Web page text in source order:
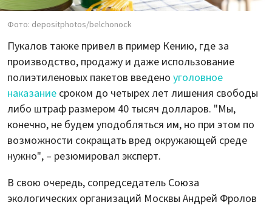
Фото: depositphotos/belchonock
Пукалов также привел в пример Кению, где за
производство, продажу и даже использование
полиэтиленовых пакетов введено уголовное
наказание сроком до четырех лет лишения свободы
либо штраф размером 40 тысяч долларов. "Мы,
конечно, не будем уподобляться им, но при этом по
возможности сокращать вред окружающей среде
нужно", – резюмировал эксперт.
В свою очередь, сопредседатель Союза
экологических организаций Москвы Андрей Фролов